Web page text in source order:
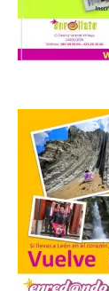
fenómenos
El
Eclipse